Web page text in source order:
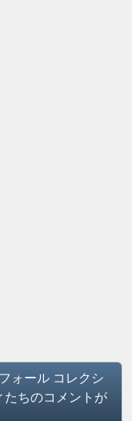
ォール コレクシ
たちのコメントが